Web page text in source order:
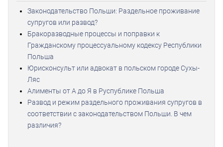
Законодательство Польши: Раздельное проживание
супругов или развод?
Бракоразводные процессы и поправки к
Гражданскому процессуальному кодексу Республики
Польша
Юрисконсульт или адвокат в польском городе Сухы-
Ляс
Алименты от А до Я в Руспублике Польша
Развод и режим раздельного проживания супругов в
соответствии с законодательством Польши. В чем
различия?